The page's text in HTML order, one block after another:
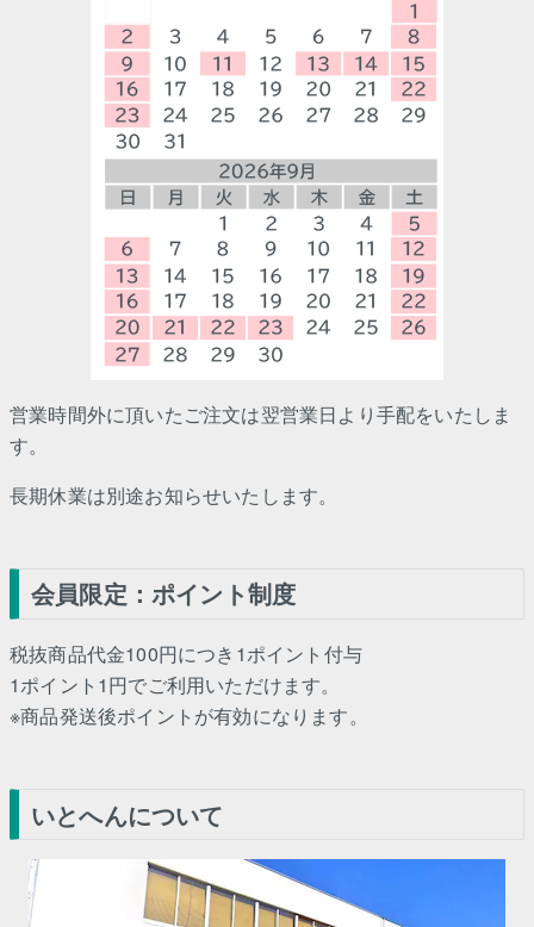
営業時間外に頂いたご注文は翌営業日より手配をいたしま
す。
長期休業は別途お知らせいたします。
会員限定：ポイント制度
税抜商品代金100円につき1ポイント付与
1ポイント1円でご利用いただけます。
※商品発送後ポイントが有効になります。
いとへんについて